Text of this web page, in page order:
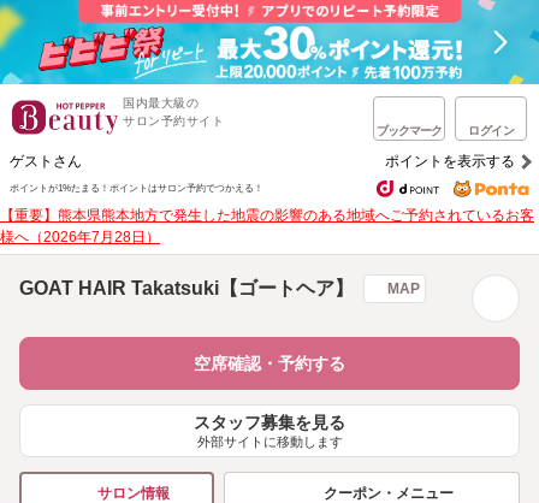
国内最大級の
サロン予約サイト
ブックマーク ログイン
ゲストさん ポイントを表示する
ポイントが1%たまる！ ポイントはサロン予約でつかえる！
【重要】熊本県熊本地方で発生した地震の影響のある地域へご予約されているお客
様へ（2026年7月28日）
GOAT HAIR Takatsuki【ゴートヘア】 MAP
空席確認・予約する
スタッフ募集を見る
外部サイトに移動します
サロン情報 クーポン・メニュー